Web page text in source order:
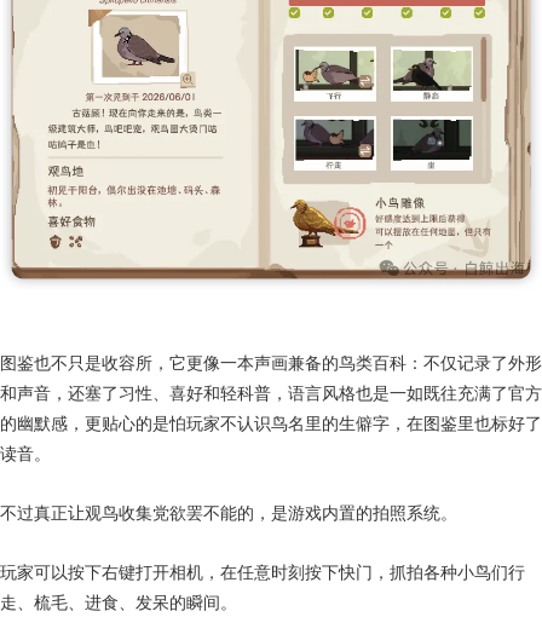
此外，这种“活”的感觉，也离不开声音的还原。游戏里所有鸟类的叫声都
采用了现实中的真实录音。很多玩家第一次“发现”珠颈斑鸠，其实是先听
见了耳机深处那声熟悉的“古菇顾”。